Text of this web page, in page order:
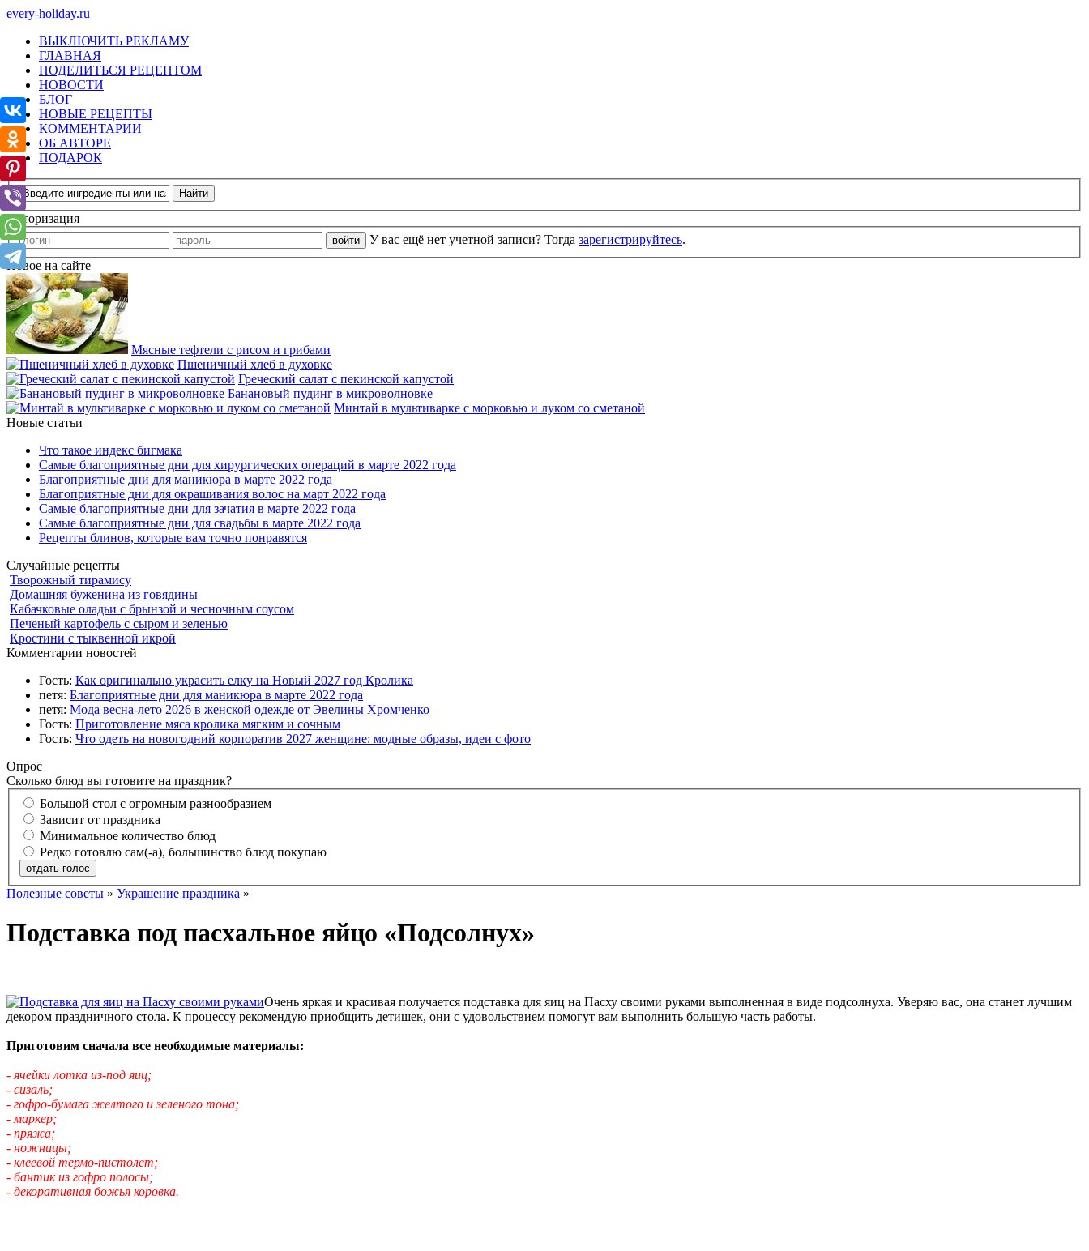
every-holiday.ru
ВЫКЛЮЧИТЬ РЕКЛАМУ
ГЛАВНАЯ
ПОДЕЛИТЬСЯ РЕЦЕПТОМ
НОВОСТИ
БЛОГ
НОВЫЕ РЕЦЕПТЫ
КОММЕНТАРИИ
ОБ АВТОРЕ
ПОДАРОК
Авторизация
У вас ещё нет учетной записи? Тогда зарегистрируйтесь.
Новое на сайте
Мясные тефтели с рисом и грибами
Пшеничный хлеб в духовке
Греческий салат с пекинской капустой
Банановый пудинг в микроволновке
Минтай в мультиварке с морковью и луком со сметаной
Новые статьи
Что такое индекс бигмака
Самые благоприятные дни для хирургических операций в марте 2022 года
Благоприятные дни для маникюра в марте 2022 года
Благоприятные дни для окрашивания волос на март 2022 года
Самые благоприятные дни для зачатия в марте 2022 года
Самые благоприятные дни для свадьбы в марте 2022 года
Рецепты блинов, которые вам точно понравятся
Случайные рецепты
Творожный тирамису
Домашняя буженина из говядины
Кабачковые оладьи с брынзой и чесночным соусом
Печеный картофель с сыром и зеленью
Кростини с тыквенной икрой
Комментарии новостей
Гость: Как оригинально украсить елку на Новый 2027 год Кролика
петя: Благоприятные дни для маникюра в марте 2022 года
петя: Мода весна-лето 2026 в женской одежде от Эвелины Хромченко
Гость: Приготовление мяса кролика мягким и сочным
Гость: Что одеть на новогодний корпоратив 2027 женщине: модные образы, идеи с фото
Опрос
Сколько блюд вы готовите на праздник?
Большой стол с огромным разнообразием
Зависит от праздника
Минимальное количество блюд
Редко готовлю сам(-а), большинство блюд покупаю
отдать голос
Полезные советы » Украшение праздника »
Подставка под пасхальное яйцо «Подсолнух»
Очень яркая и красивая получается подставка для яиц на Пасху своими руками выполненная в виде подсолнуха. Уверяю вас, она станет лучшим
декором праздничного стола. К процессу рекомендую приобщить детишек, они с удовольствием помогут вам выполнить большую часть работы.
Приготовим сначала все необходимые материалы:
- ячейки лотка из-под яиц;
- сизаль;
- гофро-бумага желтого и зеленого тона;
- маркер;
- пряжа;
- ножницы;
- клеевой термо-пистолет;
- бантик из гофро полосы;
- декоративная божья коровка.